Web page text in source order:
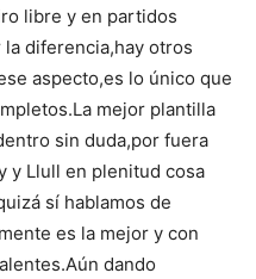
libre y en partidos
diferencia,hay otros
aspecto,es lo único que
mejor plantilla
sin duda,por fuera
y Llull en plenitud cosa
sí hablamos de
es la mejor y con
dando